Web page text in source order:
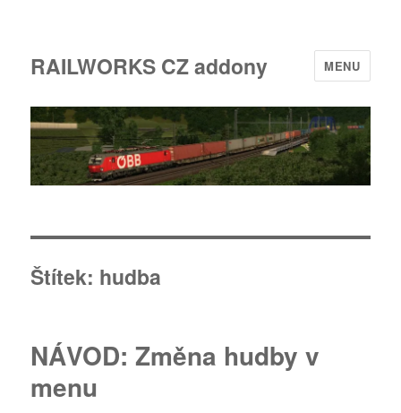
RAILWORKS CZ addony MENU
Štítek: hudba
NÁVOD: Změna hudby v
menu